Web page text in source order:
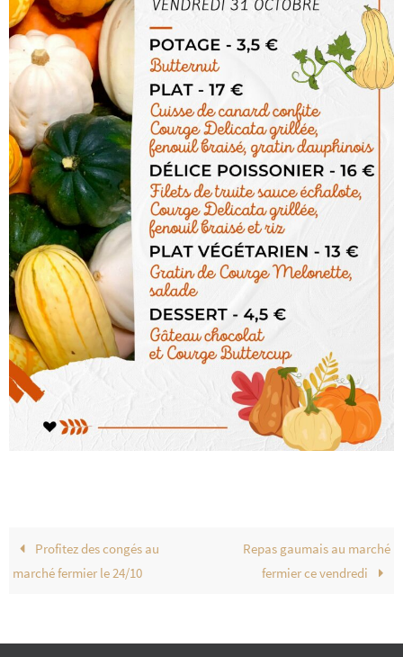
Profitez des congés au
marché fermier le 24/10
Repas gaumais au marché
fermier ce vendredi